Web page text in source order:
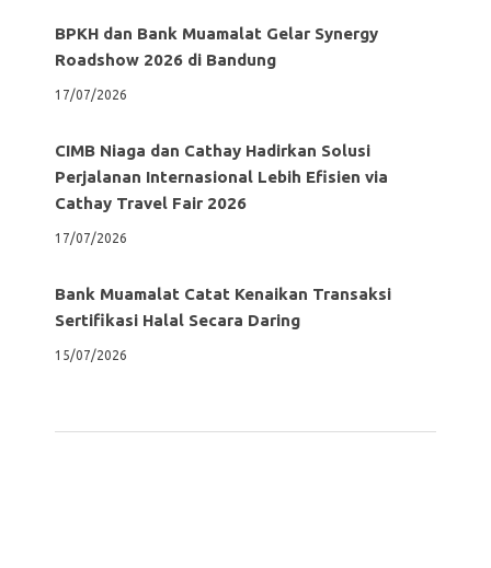
BPKH dan Bank Muamalat Gelar Synergy
Roadshow 2026 di Bandung
17/07/2026
CIMB Niaga dan Cathay Hadirkan Solusi
Perjalanan Internasional Lebih Efisien via
Cathay Travel Fair 2026
17/07/2026
Bank Muamalat Catat Kenaikan Transaksi
Sertifikasi Halal Secara Daring
15/07/2026